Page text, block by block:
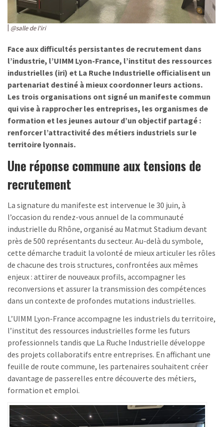
@salle de l'iri
Face aux difficultés persistantes de recrutement dans
l’industrie, l’UIMM Lyon-France, l’institut des ressources
industrielles (iri) et La Ruche Industrielle officialisent un
partenariat destiné à mieux coordonner leurs actions.
Les trois organisations ont signé un manifeste commun
qui vise à rapprocher les entreprises, les organismes de
formation et les jeunes autour d’un objectif partagé :
renforcer l’attractivité des métiers industriels sur le
territoire lyonnais.
Une réponse commune aux tensions de
recrutement
La signature du manifeste est intervenue le 30 juin, à
l’occasion du rendez-vous annuel de la communauté
industrielle du Rhône, organisé au Matmut Stadium devant
près de 500 représentants du secteur. Au-delà du symbole,
cette démarche traduit la volonté de mieux articuler les rôles
de chacune des trois structures, confrontées aux mêmes
enjeux : attirer de nouveaux profils, accompagner les
reconversions et assurer la transmission des compétences
dans un contexte de profondes mutations industrielles.
L’UIMM Lyon-France accompagne les industriels du territoire,
l’institut des ressources industrielles forme les futurs
professionnels tandis que La Ruche Industrielle développe
des projets collaboratifs entre entreprises. En affichant une
feuille de route commune, les partenaires souhaitent créer
davantage de passerelles entre découverte des métiers,
formation et emploi.